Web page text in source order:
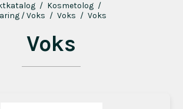
/ Kosmetolog /
/ Voks / Voks / Voks
Voks